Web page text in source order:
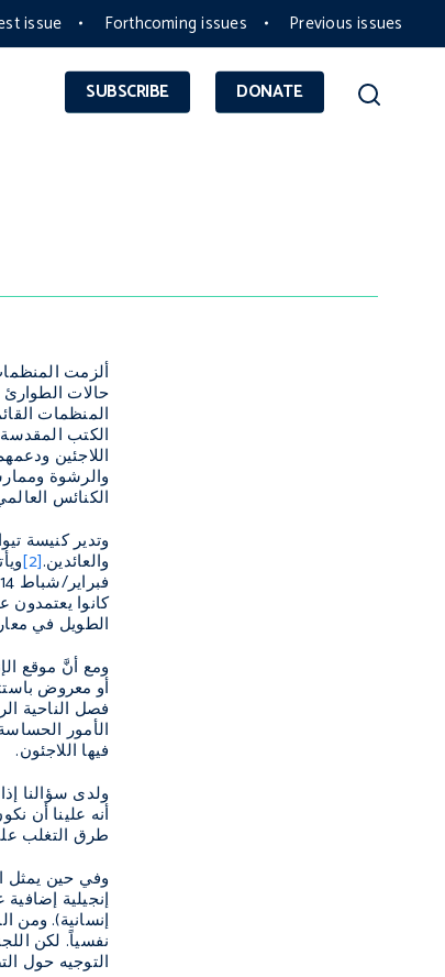
issue Forthcoming issues Previous issues
SUBSCRIBE DONATE
ألزمت
حالات الطوارئ
المنظمات
الكتب
والرشوة
الكنائس
وتدير كنيسة
والعائدين.[2]
كانوا يعتمدون
الطويل في
ومع أنَّ موقع
أو معروض
فصل الناحية
الأمور
فيها اللاجئون.
ولدى سؤالنا
أنه علينا أن
طرق التغلب
وفي حين يمثل
إنجيلية
إنسانية). ومن
نفسياً. لكن
التوجيه حول